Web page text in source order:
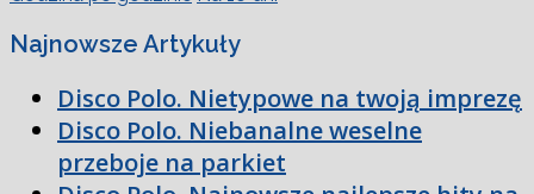
Najnowsze Artykuły
Disco Polo. Nietypowe na twoją imprezę
Disco Polo. Niebanalne weselne
przeboje na parkiet